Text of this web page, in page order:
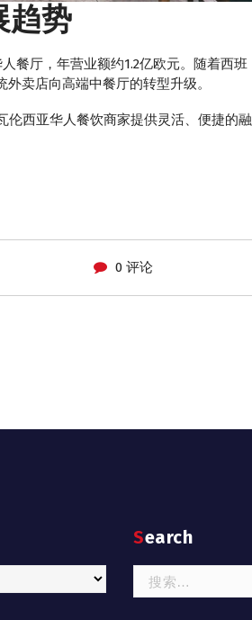
趋势
餐厅，年营业额约1.2亿欧元。随着西班
卖店向高端中餐厅的转型升级。
西亚华人餐饮商家提供灵活、便捷的融
0 评论
Search
索：